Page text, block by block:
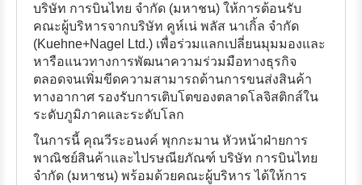
บริษัท การบินไทย จำกัด (มหาชน) ให้การต้อนรับ
คณะผู้บริหารจากบริษัท คูห์เน่ พลัส นาเกิ้ล จำกัด
(Kuehne+Nagel Ltd.) เพื่อร่วมแลกเปลี่ยนมุมมองและ
หารือแนวทางการพัฒนาความร่วมมือทางธุรกิจ
ตลอดจนเพิ่มขีดความสามารถด้านการขนส่งสินค้า
ทางอากาศ รองรับการเติบโตของตลาดโลจิสติกส์ใน
ระดับภูมิภาคและระดับโลก
ในการนี้ คุณวีระอนงค์ พุกกะมาน หัวหน้าฝ่ายการ
พาณิชย์สินค้าและไปรษณียภัณฑ์ บริษัท การบินไทย
จำกัด (มหาชน) พร้อมด้วยคณะผู้บริหาร ได้ให้การ